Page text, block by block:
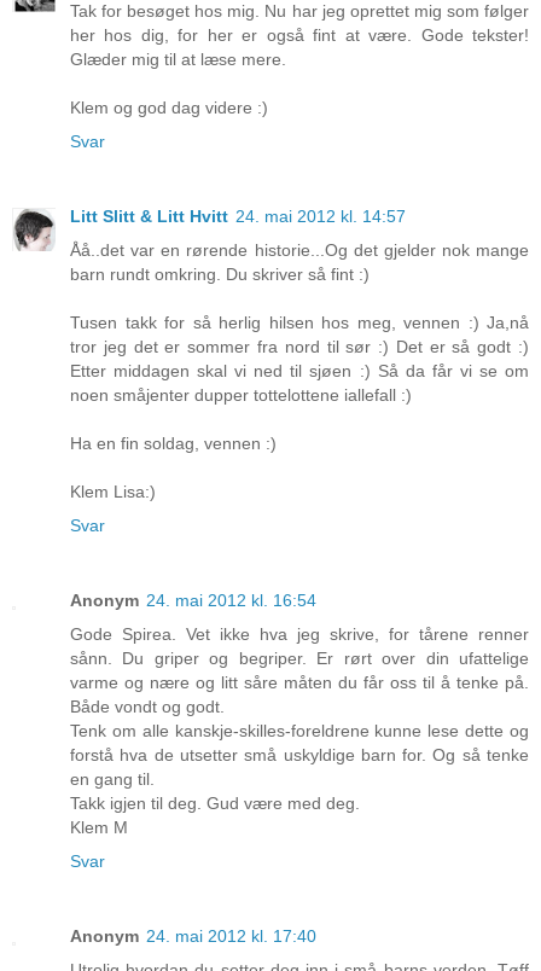
Tak for besøget hos mig. Nu har jeg oprettet mig som følger
her hos dig, for her er også fint at være. Gode tekster!
Glæder mig til at læse mere.
Klem og god dag videre :)
Svar
Litt Slitt & Litt Hvitt 24. mai 2012 kl. 14:57
Åå..det var en rørende historie...Og det gjelder nok mange
barn rundt omkring. Du skriver så fint :)
Tusen takk for så herlig hilsen hos meg, vennen :) Ja,nå
tror jeg det er sommer fra nord til sør :) Det er så godt :)
Etter middagen skal vi ned til sjøen :) Så da får vi se om
noen småjenter dupper tottelottene iallefall :)
Ha en fin soldag, vennen :)
Klem Lisa:)
Svar
Anonym 24. mai 2012 kl. 16:54
Gode Spirea. Vet ikke hva jeg skrive, for tårene renner
sånn. Du griper og begriper. Er rørt over din ufattelige
varme og nære og litt såre måten du får oss til å tenke på.
Både vondt og godt.
Tenk om alle kanskje-skilles-foreldrene kunne lese dette og
forstå hva de utsetter små uskyldige barn for. Og så tenke
en gang til.
Takk igjen til deg. Gud være med deg.
Klem M
Svar
Anonym 24. mai 2012 kl. 17:40